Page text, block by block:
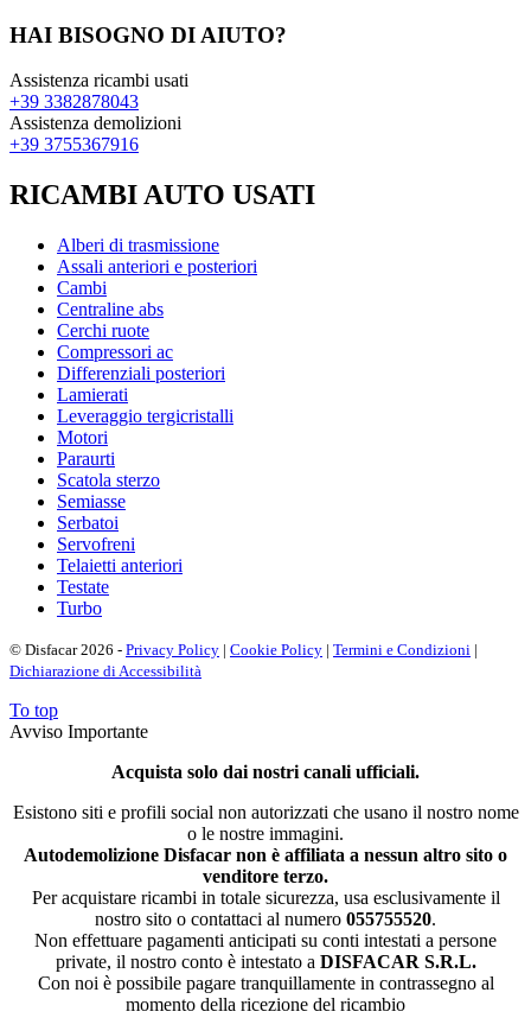
HAI BISOGNO DI AIUTO?
Assistenza ricambi usati
+39 3382878043
Assistenza demolizioni
+39 3755367916
RICAMBI AUTO USATI
Alberi di trasmissione
Assali anteriori e posteriori
Cambi
Centraline abs
Cerchi ruote
Compressori ac
Differenziali posteriori
Lamierati
Leveraggio tergicristalli
Motori
Paraurti
Scatola sterzo
Semiasse
Serbatoi
Servofreni
Telaietti anteriori
Testate
Turbo
© Disfacar 2026 - Privacy Policy | Cookie Policy | Termini e Condizioni |
Dichiarazione di Accessibilità
To top
Avviso Importante
Acquista solo dai nostri canali ufficiali.
Esistono siti e profili social non autorizzati che usano il nostro nome
o le nostre immagini.
Autodemolizione Disfacar non è affiliata a nessun altro sito o
venditore terzo.
Per acquistare ricambi in totale sicurezza, usa esclusivamente il
nostro sito o contattaci al numero 055755520.
Non effettuare pagamenti anticipati su conti intestati a persone
private, il nostro conto è intestato a DISFACAR S.R.L.
Con noi è possibile pagare tranquillamente in contrassegno al
momento della ricezione del ricambio